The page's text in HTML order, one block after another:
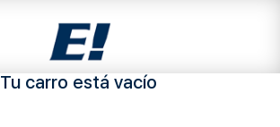
Tu carro está vacío